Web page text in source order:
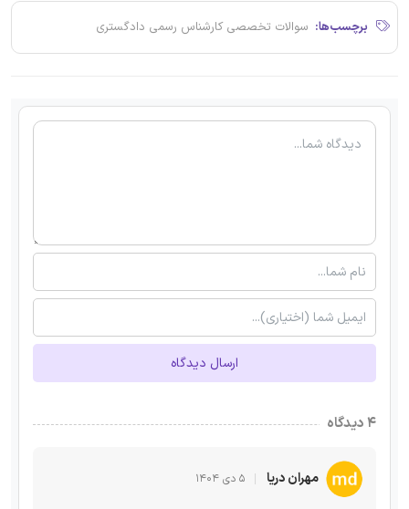
برچسب‌ها: سوالات تخصصی کارشناس رسمی دادگستری
ارسال دیدگاه
۴ دیدگاه
مهران دریا ۵ دی ۱۴۰۴